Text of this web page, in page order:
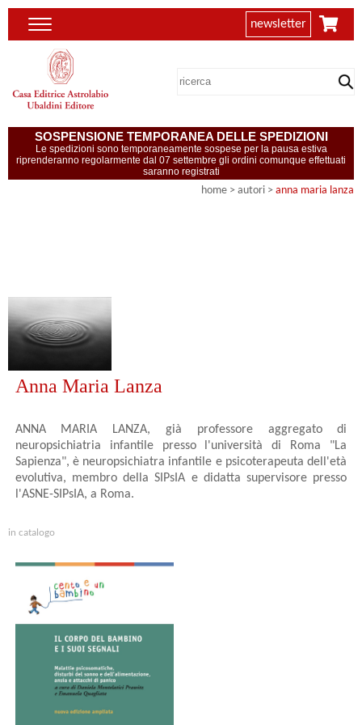
newsletter
SOSPENSIONE TEMPORANEA DELLE SPEDIZIONI
Le spedizioni sono temporaneamente sospese per la pausa estiva
riprenderanno regolarmente dal 07 settembre gli ordini comunque effettuati
saranno registrati
home > autori > anna maria lanza
Anna Maria Lanza
ANNA MARIA LANZA, già professore aggregato di
neuropsichiatria infantile presso l'università di Roma "La
Sapienza", è neuropsichiatra infantile e psicoterapeuta dell'età
evolutiva, membro della SIPsIA e didatta supervisore presso
l'ASNE-SIPsIA, a Roma.
in catalogo